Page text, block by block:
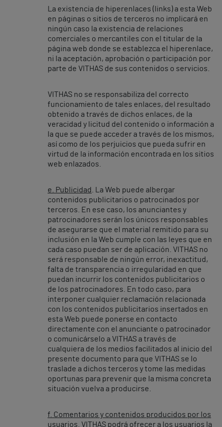
La existencia de hiperenlaces (links) a esta Web
en páginas o sitios de terceros no implicará en
ningún caso la existencia de relaciones
comerciales o mercantiles con el titular de la
página web donde se establezca el hiperenlace,
ni la aceptación, aprobación o participación por
parte de VITHAS de sus contenidos o servicios.
VITHAS no se responsabiliza del correcto
funcionamiento de tales enlaces, del resultado
obtenido a través de dichos enlaces, de la
veracidad y licitud del contenido o información a
la que se puede acceder a través de los mismos,
así como de los perjuicios que pueda sufrir en
virtud de la información encontrada en los sitios
web enlazados.
e. Publicidad
. La Web puede albergar
contenidos publicitarios o patrocinados por
terceros. En ese caso, los anunciantes y
patrocinadores serán los únicos responsables
de asegurarse que el material remitido para su
inclusión en la Web cumple con las leyes que en
cada caso puedan ser de aplicación. VITHAS no
será responsable de ningún error, inexactitud,
falta de transparencia o irregularidad en que
puedan incurrir los contenidos publicitarios o
de los patrocinadores. En todo caso, para
interponer cualquier reclamación relacionada
con los contenidos publicitarios insertados en
esta Web puede ponerse en contacto
directamente con el anunciante o patrocinador
o comunicárselo a VITHAS a través de
cualquiera de los medios facilitados al inicio del
presente documento para que VITHAS se lo
traslade a dichos terceros y tome las medidas
oportunas para prevenir que la misma concreta
situación vuelva a producirse.
f. Comentarios y contenidos producidos por los
usuarios . VITHAS podrá ofrecer a los usuarios la